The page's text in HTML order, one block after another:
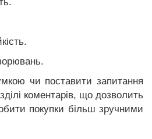
чи поставити запитання
коментарів, що дозволить
покупки більш зручними